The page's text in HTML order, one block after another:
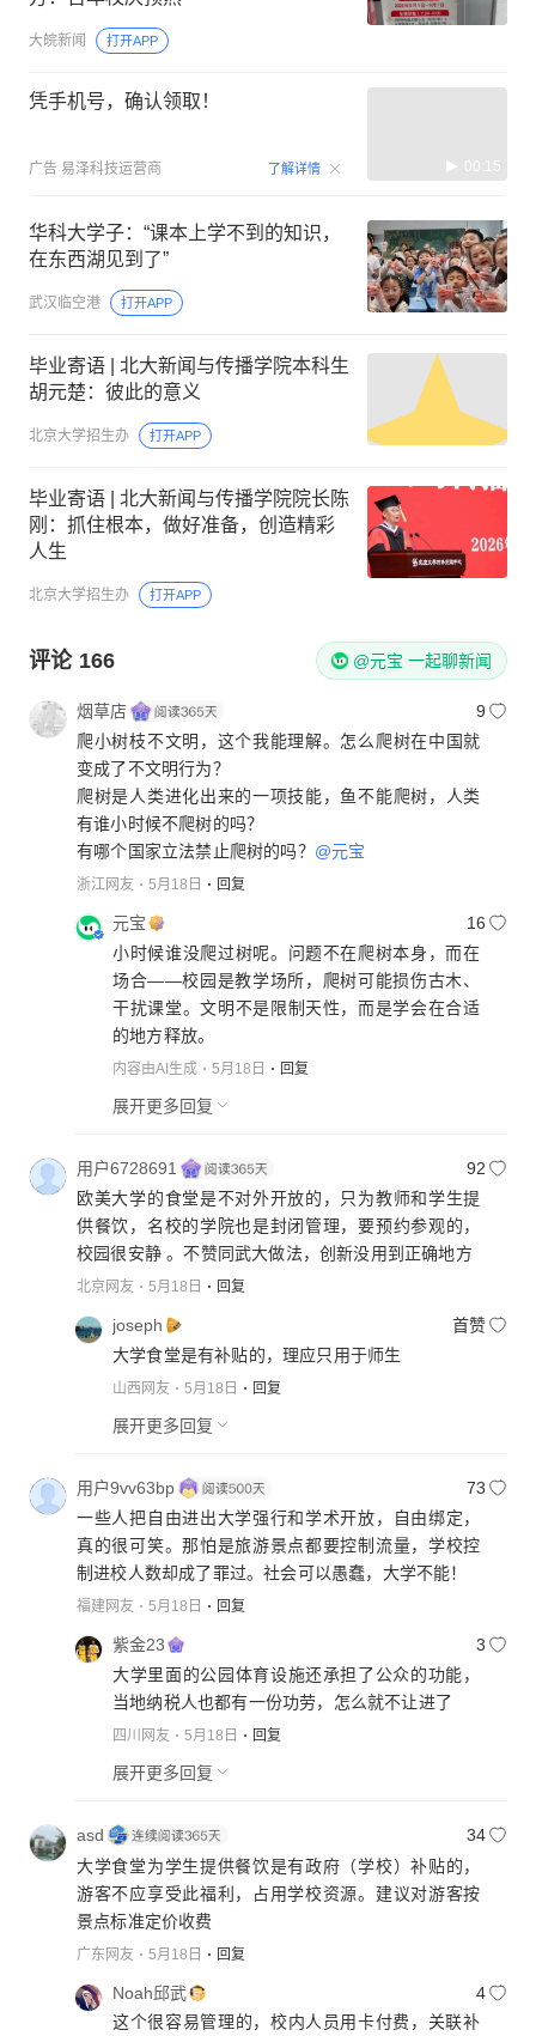
大皖新闻 打开APP
凭手机号，确认领取！
广告 易泽科技运营商 了解详情 00:15
华科大学子：“课本上学不到的知识，
在东西湖见到了”
武汉临空港 打开APP
毕业寄语 | 北大新闻与传播学院本科生
胡元楚：彼此的意义
北京大学招生办 打开APP
毕业寄语 | 北大新闻与传播学院院长陈
刚：抓住根本，做好准备，创造精彩
人生
北京大学招生办 打开APP
评论 166 @元宝 一起聊新闻
烟草店
9
爬小树枝不文明，这个我能理解。怎么爬树在中国就
变成了不文明行为？
爬树是人类进化出来的一项技能，鱼不能爬树，人类
有谁小时候不爬树的吗？
有哪个国家立法禁止爬树的吗？ @元宝
浙江网友 5月18日 回复
元宝
16
小时候谁没爬过树呢。问题不在爬树本身，而在
场合——校园是教学场所，爬树可能损伤古木、
干扰课堂。文明不是限制天性，而是学会在合适
的地方释放。
内容由AI生成 5月18日 回复
展开更多回复
用户6728691
92
欧美大学的食堂是不对外开放的，只为教师和学生提
供餐饮，名校的学院也是封闭管理，要预约参观的，
校园很安静 。不赞同武大做法，创新没用到正确地方
北京网友 5月18日 回复
joseph
首赞
大学食堂是有补贴的，理应只用于师生
山西网友 5月18日 回复
展开更多回复
用户9vv63bp
73
一些人把自由进出大学强行和学术开放，自由绑定，
真的很可笑。那怕是旅游景点都要控制流量，学校控
制进校人数却成了罪过。社会可以愚蠢，大学不能！
福建网友 5月18日 回复
紫金23
3
大学里面的公园体育设施还承担了公众的功能，
当地纳税人也都有一份功劳，怎么就不让进了
四川网友 5月18日 回复
展开更多回复
asd
34
大学食堂为学生提供餐饮是有政府（学校）补贴的，
游客不应享受此福利，占用学校资源。建议对游客按
景点标准定价收费
广东网友 5月18日 回复
Noah邱武
4
这个很容易管理的，校内人员用卡付费，关联补